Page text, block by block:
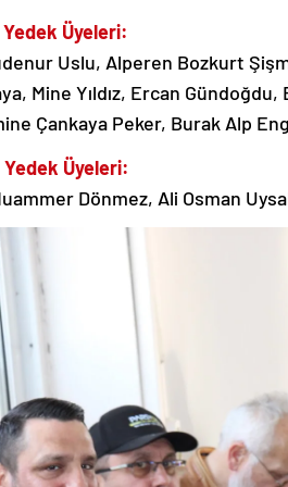
Üyeleri:
Uslu, Alperen Bozkurt
Mine Yıldız, Ercan
Çankaya Peker, Burak Alp
Üyeleri:
Dönmez, Ali Osman